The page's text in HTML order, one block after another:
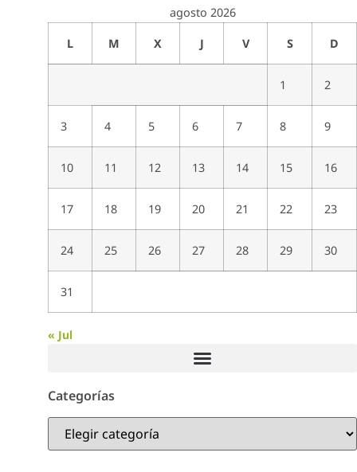
agosto 2026
L M X J V S D
1 2
3 4 5 6 7 8 9
10 11 12 13 14 15 16
17 18 19 20 21 22 23
24 25 26 27 28 29 30
31
« Jul
Categorías